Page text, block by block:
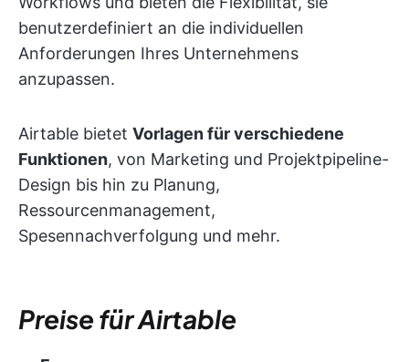
benutzerdefiniert an die individuellen
Anforderungen Ihres Unternehmens
anzupassen.
Airtable bietet Vorlagen für verschiedene
Funktionen, von Marketing und Projektpipeline-
Design bis hin zu Planung,
Ressourcenmanagement,
Spesennachverfolgung und mehr.
Preise für Airtable